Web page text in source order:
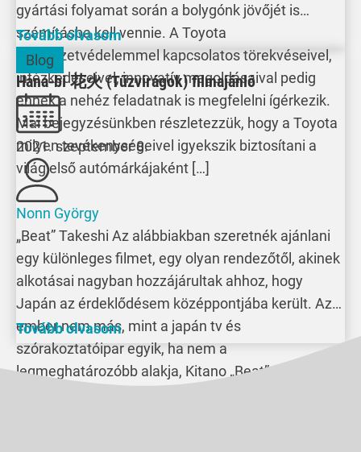
gyártási folyamat során a bolygónk jövőjét is
számításba kell vennie. A Toyota
környezetvédelemmel kapcsolatos törekvéseivel,
intézkedéseivel, innovatív megoldásaival pedig
ennek a nehéz feladatnak is megfelelni ígérkezik.
Mai bejegyzésünkben részletezzük, hogy a Toyota
milyen tevékenységeivel igyekszik biztosítani a
világ első autómárkájaként […]
Tovább olvasom
Blog
Hana-bi 花火 (Tűzvirágok) filmajánló
2021. szeptember 8.
Nonn György
„Beat” Takeshi Az alábbiakban szeretnék ajánlani
egy különleges filmet, egy olyan rendezőtől, akinek
alkotásai nagyban hozzájárultak ahhoz, hogy
Japán az érdeklődésem középpontjába került. Az
ember nem más, mint a japán tv és
szórakoztatóipar egyik, ha nem a
legmeghatározóbb alakja, Kitano „Beat” Takeshi.
Tovább olvasom